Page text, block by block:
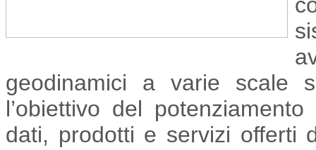
geodinamici a varie scale
l’obiettivo del
dati, prodotti e servizi offerti